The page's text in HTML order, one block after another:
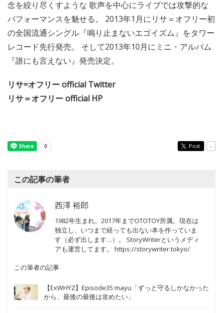
念を絞り尽くすような 歌声を中心にライブでは攻撃的な
パフォーマンスを魅せる。 2013年1月にリサ＝オフリー初
の全国流通シングル『鳴り止まないエゴイズム』をタワー
レコード先行発売。 そして2013年10月にミニ・アルバム
『誰にも言えない』発売決定。
リサ=オフリー official Twitter
リサ＝オフリー official HP
Post -
この記事の筆者
西澤 裕郎
1982年生まれ。2017年までOTOTOY所属。現在は
独立し、いつまで経っても出ない本を作っていま
す（必ず出します…）。 StoryWriterというメディ
アも運営してます。 https://storywriter.tokyo/
この筆者の記事
【ExWHYZ】Episode35 mayu「ずっと守るしかなかった
から、最後の最後は攻めたい」